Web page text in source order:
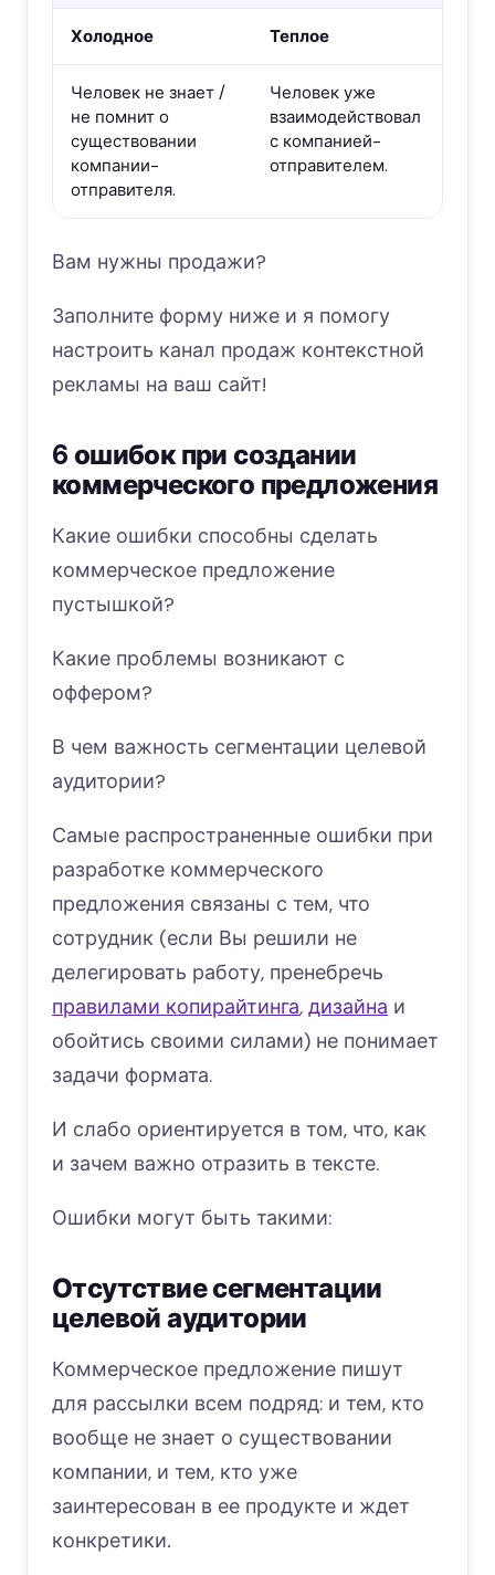
Холодное Теплое
Человек не знает /
не помнит о
существовании
компании-
отправителя.
Человек уже
взаимодействовал
с компанией-
отправителем.
Вам нужны продажи?
Заполните форму ниже и я помогу
настроить канал продаж контекстной
рекламы на ваш сайт!
6 ошибок при создании
коммерческого предложения
Какие ошибки способны сделать
коммерческое предложение
пустышкой?
Какие проблемы возникают с
оффером?
В чем важность сегментации целевой
аудитории?
Самые распространенные ошибки при
разработке коммерческого
предложения связаны с тем, что
сотрудник (если Вы решили не
делегировать работу, пренебречь
правилами копирайтинга, дизайна и
обойтись своими силами) не понимает
задачи формата.
И слабо ориентируется в том, что, как
и зачем важно отразить в тексте.
Ошибки могут быть такими:
Отсутствие сегментации
целевой аудитории
Коммерческое предложение пишут
для рассылки всем подряд: и тем, кто
вообще не знает о существовании
компании, и тем, кто уже
заинтересован в ее продукте и ждет
конкретики.